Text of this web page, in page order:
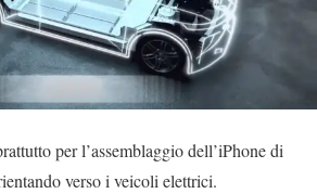
per l’assemblaggio dell’iPhone di
verso i veicoli elettrici.